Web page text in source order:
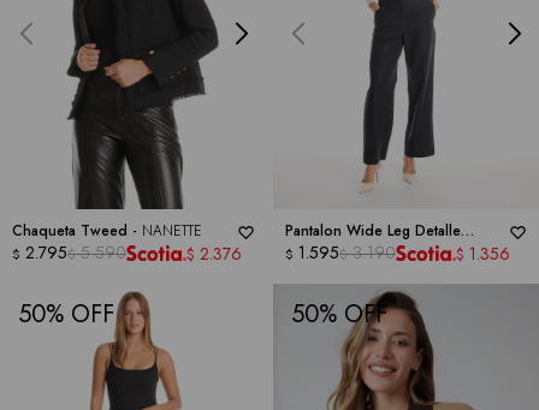
Chaqueta Tweed - NANETTE
$ 2.795$ 5.590 $ 2.376
Pantalon Wide Leg Detalle
Trenzado -NANETTE
$ 1.595$ 3.190 $ 1.356
50 50